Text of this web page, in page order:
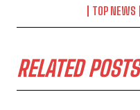
TOP NEWS
RELATED POSTS